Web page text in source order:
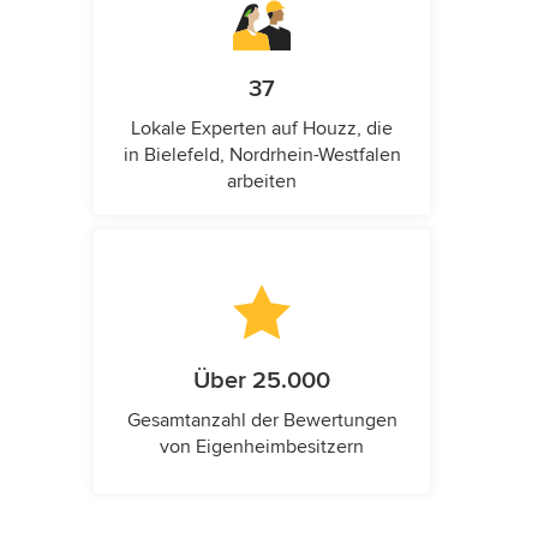
37
Lokale Experten auf Houzz, die
in Bielefeld, Nordrhein-Westfalen
arbeiten
Über 25.000
Gesamtanzahl der Bewertungen
von Eigenheimbesitzern